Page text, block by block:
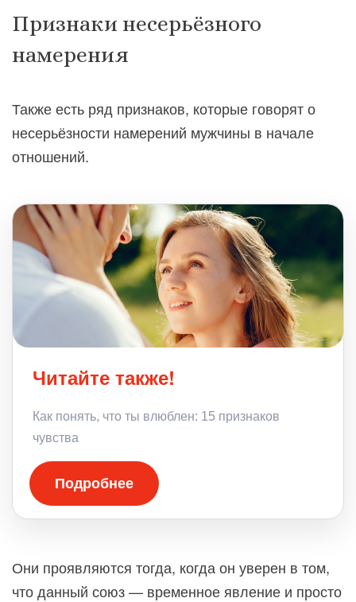
Признаки несерьёзного
намерения
Также есть ряд признаков, которые говорят о
несерьёзности намерений мужчины в начале
отношений.
Читайте также!
Как понять, что ты влюблен: 15 признаков
чувства
Подробнее
Они проявляются тогда, когда он уверен в том,
что данный союз — временное явление и просто